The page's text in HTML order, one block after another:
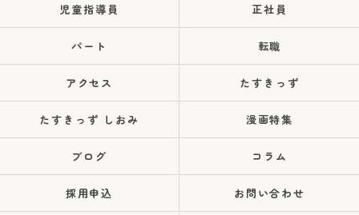
児童指導員 正社員
パート 転職
アクセス たすきっず
たすきっず しおみ 漫画特集
ブログ コラム
採用申込 お問い合わせ